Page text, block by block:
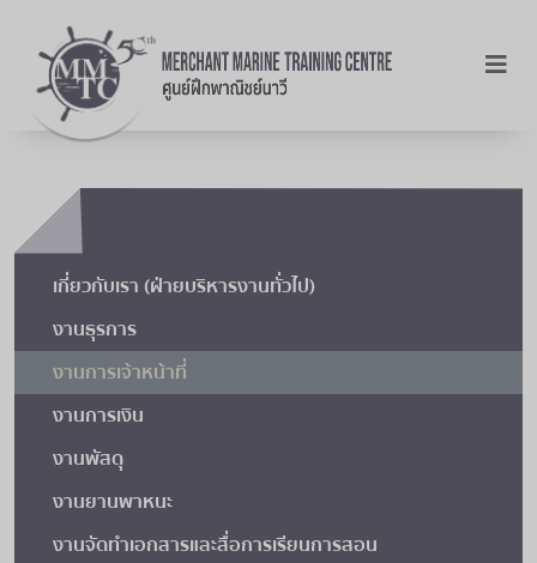
เกี่ยวกับเรา (ฝ่ายบริหารงานทั่วไป)
งานธุรการ
งานการเจ้าหน้าที่
งานการเงิน
งานพัสดุ
งานยานพาหนะ
งานจัดทำเอกสารและสื่อการเรียนการสอน